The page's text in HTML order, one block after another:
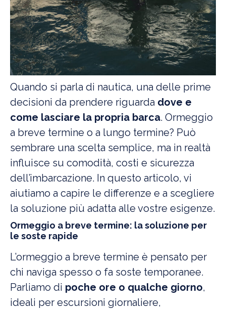
Quando si parla di nautica, una delle prime
decisioni da prendere riguarda dove e
come lasciare la propria barca. Ormeggio
a breve termine o a lungo termine? Può
sembrare una scelta semplice, ma in realtà
influisce su comodità, costi e sicurezza
dell’imbarcazione. In questo articolo, vi
aiutiamo a capire le differenze e a scegliere
la soluzione più adatta alle vostre esigenze.
Ormeggio a breve termine: la soluzione per
le soste rapide
L’ormeggio a breve termine è pensato per
chi naviga spesso o fa soste temporanee.
Parliamo di poche ore o qualche giorno,
ideali per escursioni giornaliere,